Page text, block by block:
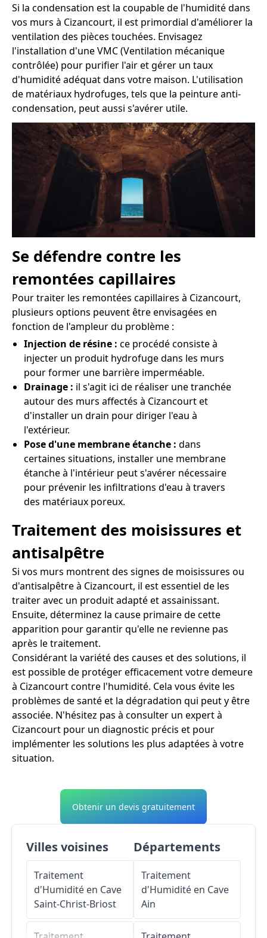
Si la condensation est la coupable de l'humidité dans
vos murs à Cizancourt, il est primordial d'améliorer la
ventilation des pièces touchées. Envisagez
l'installation d'une VMC (Ventilation mécanique
contrôlée) pour purifier l'air et gérer un taux
d'humidité adéquat dans votre maison. L'utilisation
de matériaux hydrofuges, tels que la peinture anti-
condensation, peut aussi s'avérer utile.
Se défendre contre les
remontées capillaires
Pour traiter les remontées capillaires à Cizancourt,
plusieurs options peuvent être envisagées en
fonction de l'ampleur du problème :
Injection de résine : ce procédé consiste à
injecter un produit hydrofuge dans les murs
pour former une barrière imperméable.
Drainage : il s'agit ici de réaliser une tranchée
autour des murs affectés à Cizancourt et
d'installer un drain pour diriger l'eau à
l'extérieur.
Pose d'une membrane étanche : dans
certaines situations, installer une membrane
étanche à l'intérieur peut s'avérer nécessaire
pour prévenir les infiltrations d'eau à travers
des matériaux poreux.
Traitement des moisissures et
antisalpêtre
Si vos murs montrent des signes de moisissures ou
d'antisalpêtre à Cizancourt, il est essentiel de les
traiter avec un produit adapté et assainissant.
Ensuite, déterminez la cause primaire de cette
apparition pour garantir qu'elle ne revienne pas
après le traitement.
Considérant la variété des causes et des solutions, il
est possible de protéger efficacement votre demeure
à Cizancourt contre l'humidité. Cela vous évite les
problèmes de santé et la dégradation qui peut y être
associée. N'hésitez pas à consulter un expert à
Cizancourt pour un diagnostic précis et pour
implémenter les solutions les plus adaptées à votre
situation.
Obtenir un devis gratuitement
Villes voisines
Traitement
d'Humidité en Cave
Saint-Christ-Briost
Départements
Traitement
d'Humidité en Cave
Ain